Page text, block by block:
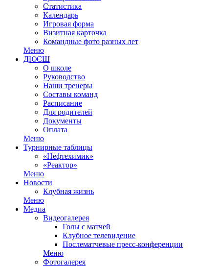
Статистика
Календарь
Игровая форма
Визитная карточка
Командные фото разных лет
Меню
ДЮСШ
О школе
Руководство
Наши тренеры
Составы команд
Расписание
Для родителей
Документы
Оплата
Меню
Турнирные таблицы
«Нефтехимик»
«Реактор»
Меню
Новости
Клубная жизнь
Меню
Медиа
Видеогалерея
Голы с матчей
Клубное телевидение
Послематчевые пресс-конференции
Меню
Фотогалерея